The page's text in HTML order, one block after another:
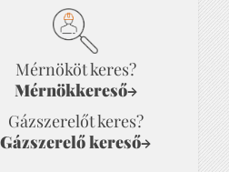
Mérnököt keres?
Mérnökkereső→
Gázszerelőt keres?
Gázszerelő kereső→